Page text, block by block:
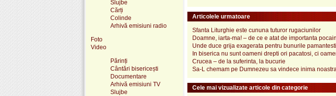
Articolele urmatoare
Sfanta Liturghie este cununa tuturor rugaciunilor
Doamne, iarta-ma! ‒ de ce e atat de importanta
Unde duce grija exagerata pentru bunurile pamantesti
In biserica nu sunt oameni drepti ori pacatosi, ci
Crucea – de la suferinta, la bucurie
Sa-L chemam pe Dumnezeu sa vindece inima noastra
Cele mai vizualizate articole din categorie
Slujbe
Cărți
Colinde
Arhivă emisiuni radio
Foto
Video
Părinți
Cântări bisericești
Documentare
Arhivă emisiuni TV
Slujbe